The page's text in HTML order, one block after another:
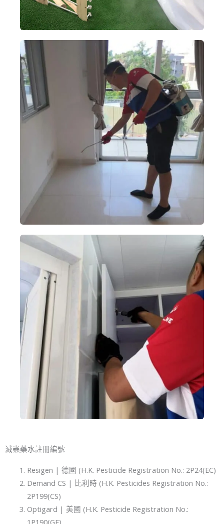
滅蟲藥水註冊編號
Resigen | 德國 (H.K. Pesticide Registration No.: 2P24(EC)
Demand CS | 比利時 (H.K. Pesticides Registration No.:
2P199(CS)
Optigard | 美國 (H.K. Pesticide Registration No.: